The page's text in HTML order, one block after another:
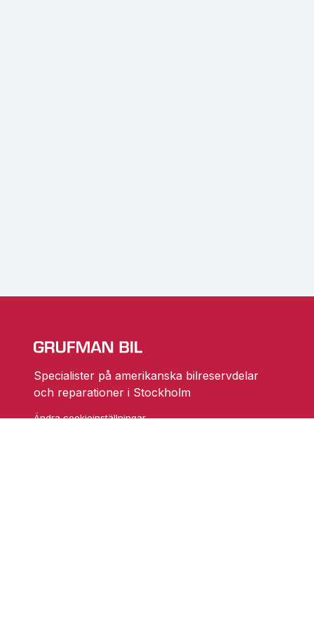
Specialister på amerikanska bilreservdelar
och reparationer i Stockholm
Ändra cookieinställningar